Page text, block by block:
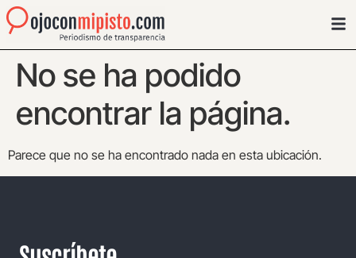
No se ha podido
encontrar la página.
Parece que no se ha encontrado nada en esta ubicación.